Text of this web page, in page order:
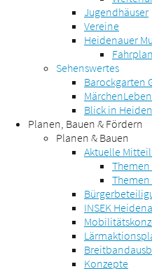
Jugendhäuser
Vereine
Heidenauer
Sehenswertes
Barockgarten
Blick in
Planen, Bauen & Fördern
Planen & Bauen
Aktuelle
INSEK
Konzepte